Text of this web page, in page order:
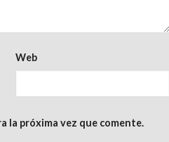
Web
la próxima vez que comente.